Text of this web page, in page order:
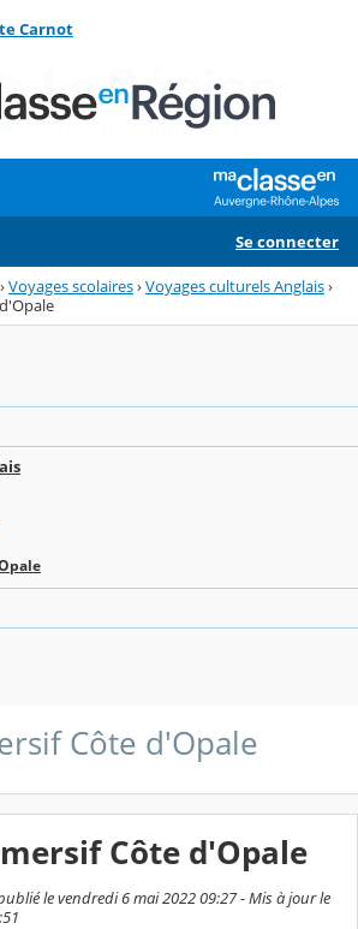
Carnot
Se connecter
›Voyages scolaires›Voyages culturels Anglais›
Côte d'Opale
Côte d'Opale
publié le vendredi 6 mai 2022 09:27 - Mis à jour le